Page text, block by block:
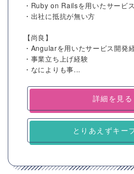
・Ruby on Railsを用いたサービ
・出社に抵抗が無い方
【尚良】
・Angularを用いたサービス開発
・事業立ち上げ経験
・なによりも事...
詳細を見る
とりあえずキー